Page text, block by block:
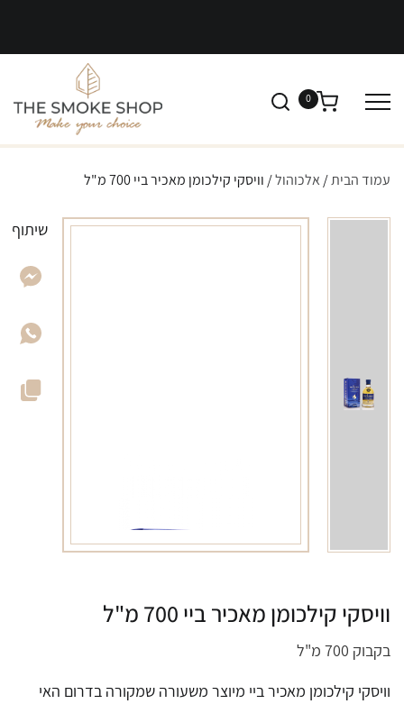
0
עמוד הבית/ אלכוהול/ וויסקי קילכומן מאכיר ביי 700 מ"ל
וויסקי קילכומן מאכיר ביי 700 מ"ל
בקבוק 700 מ"ל
וויסקי קילכומן מאכיר ביי מיוצר משעורה שמקורה בדרום האי
שיתוף